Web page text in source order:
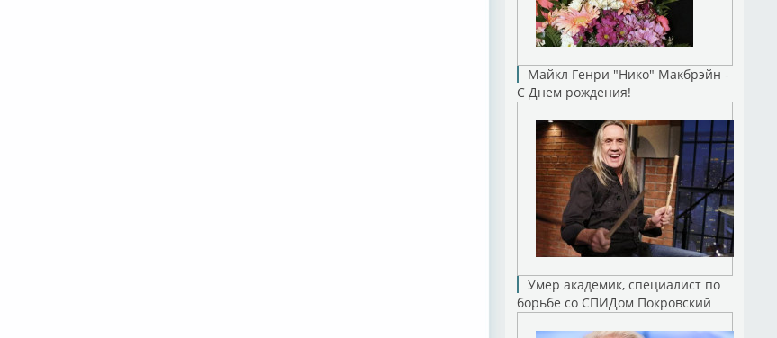
Майкл Генри "Нико" Макбрэйн -
С Днем рождения!
Умер академик, специалист по
борьбе со СПИДом Покровский